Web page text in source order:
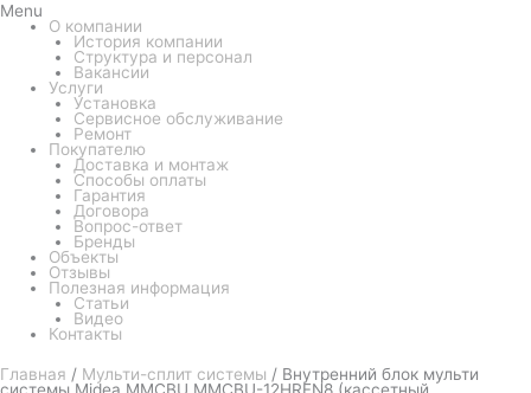
Menu
О компании
История компании
Структура и персонал
Вакансии
Услуги
Установка
Сервисное обслуживание
Ремонт
Покупателю
Доставка и монтаж
Способы оплаты
Гарантия
Договора
Вопрос-ответ
Бренды
Объекты
Отзывы
Полезная информация
Статьи
Видео
Контакты
Главная / Мульти-сплит системы / Внутренний блок мульти
системы Midea MMCBU MMCBU-12HRFN8 (кассетный